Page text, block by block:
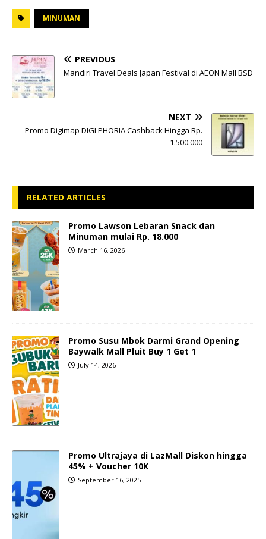
MINUMAN
PREVIOUS
Mandiri Travel Deals Japan Festival di AEON Mall BSD
NEXT
Promo Digimap DIGI PHORIA Cashback Hingga Rp.
1.500.000
RELATED ARTICLES
Promo Lawson Lebaran Snack dan
Minuman mulai Rp. 18.000
March 16, 2026
Promo Susu Mbok Darmi Grand Opening
Baywalk Mall Pluit Buy 1 Get 1
July 14, 2026
Promo Ultrajaya di LazMall Diskon hingga
45% + Voucher 10K
September 16, 2025